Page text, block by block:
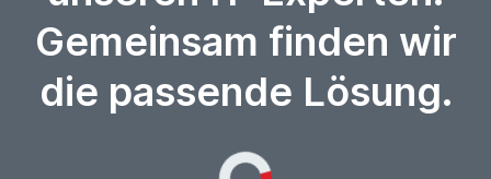
Gemeinsam finden wir
die passende Lösung.